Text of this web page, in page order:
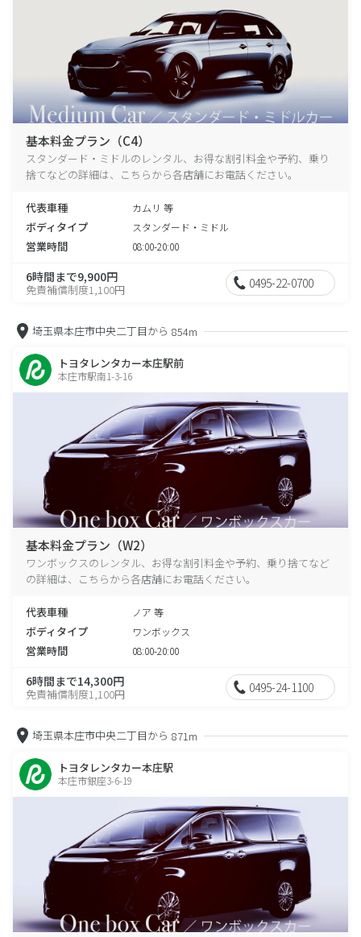
基本料金プラン（C4）
スタンダード・ミドルのレンタル、お得な割引料金や予約、乗り
捨てなどの詳細は、こちらから各店舗にお電話ください。
代表車種 カムリ 等
ボディタイプ スタンダード・ミドル
営業時間 08:00-20:00
6時間まで9,900円
免責補償制度1,100円 0495-22-0700
埼玉県本庄市中央二丁目から 854m
トヨタレンタカー本庄駅前
本庄市駅南1-3-16
基本料金プラン（W2）
ワンボックスのレンタル、お得な割引料金や予約、乗り捨てなど
の詳細は、こちらから各店舗にお電話ください。
代表車種 ノア 等
ボディタイプ ワンボックス
営業時間 08:00-20:00
6時間まで14,300円
免責補償制度1,100円 0495-24-1100
埼玉県本庄市中央二丁目から 871m
トヨタレンタカー本庄駅
本庄市銀座3-6-19